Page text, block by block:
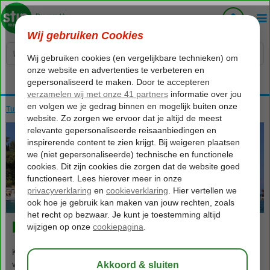
Voelt als thuiskomen...
Turkije Turkse Riviera Kemer
va 461
o.b.v. 2 personen
Kemer
Kemer, gelegen aan de schitterende Turkse Rivièra, is een
vakantiebestemming die de afgelopen jaren een ware transformatie